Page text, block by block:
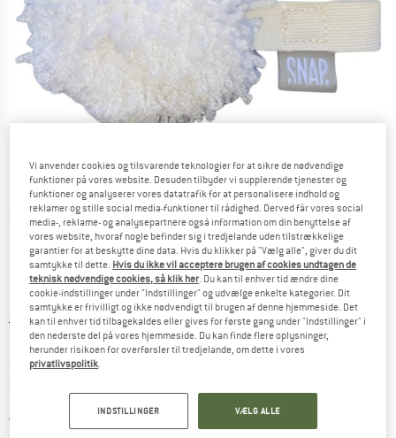
Detaljevisning
Original pris :
8,00€
Pris:
7,20€ inkl. moms.
KR53,82
Artiklen er p.t. desværre udsolgt Linket åbnes i en infoboks og
Vi anvender cookies og tilsvarende teknologier for at sikre de nødvendige
funktioner på vores website. Desuden tilbyder vi supplerende tjenester og
funktioner og analyserer vores datatrafik for at personalisere indhold og
reklamer og stille social media-funktioner til rådighed. Derved får vores social
media-, reklame- og analysepartnere også information om din benyttelse af
vores website, hvoraf nogle befinder sig i tredjelande uden tilstrækkelige
garantier for at beskytte dine data. Hvis du klikker på "Vælg alle", giver du dit
samtykke til dette. Hvis du ikke vil acceptere brugen af cookies undtagen de
teknisk nødvendige cookies, så klik her. Du kan til enhver tid ændre dine
cookie-indstillinger under "Indstillinger" og udvælge enkelte kategorier. Dit
samtykke er frivilligt og ikke nødvendigt til brugen af denne hjemmeside. Det
kan til enhver tid tilbagekaldes eller gives for første gang under "Indstillinger" i
den nederste del på vores hjemmeside. Du kan finde flere oplysninger,
herunder risikoen for overførsler til tredjelande, om dette i vores
privatlivspolitik.
INDSTILLINGER VÆLG ALLE